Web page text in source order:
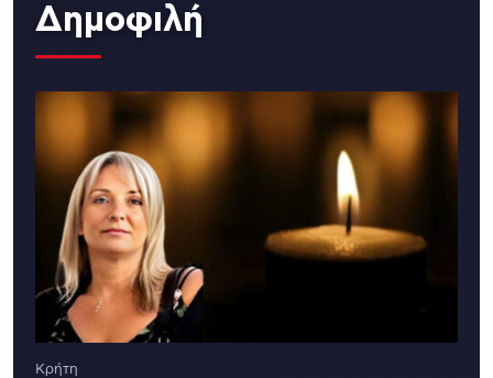
Δημοφιλή
Κρήτη